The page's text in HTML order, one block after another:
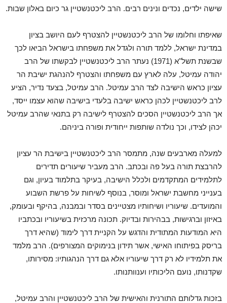
שישה ילדים, נכדים ונינים רבים. הרב ליכטנשטיין גר כיום באלון שבות.
שאיפתו וחלומו של הרב ליכטנשטיין להצטרף לעם היושב בציון
במדינת ישראל, ללמד תורה ולגדל את משפחתו בישראל הביאו לכך
שבשנת תשל"א (1971) נעתר הרב ליכטנשטיין לבקשתו של הרב
יהודה עמיטל, עלה לארץ עם משפחתו והצטרף להנהגת ישיבת הר
עציון כראש הישיבה לצד הרב עמיטל. הרב עמיטל, בצעד נדיר, הציע
לרב ליכטנשטיין לכהן כראש ישיבה בלעדי בישיבה שהוא עצמו ייסד,
אך הרב ליכטנשטיין הסכים להצטרף לישיבה רק בתנאי שהרב עמיטל
יכהן לצידו, וכך נולדה שותפות ייחודית ופורה ביניהם.
למעלה מארבעים שנה, מתמסר הרב ליכטנשטיין בישיבת הר עציון
להרבצת תורה בעל פה ובכתב. הרב מעביר שיעורים תדירים
לתלמידים המתקדמים ולכלל הישיבה, בעיקר בתלמוד בעיון, וגם
בענייני מחשבת ישראל ומוסר, בנוסף לשיחות על פרשת השבוע
והמועדים. שיעוריו ושיחותיו מצטיינים בסדר ובמבנה, בהיקף ובעומק,
באיזון וברגישות, בבהירות ובדיוק. תכונה מרכזית בשיעוריו ובכתביו
היא המודעות המתודית והדגש על הקניית דרך לימוד (שהיא דרך
בריסק בפיתוחו האישי, אשר תידון בנימוקים המצורפים). הרב מלמד
את תלמידיו לא רק דרך שיעוריו אלא גם דרך הנהגותיו: מסירותו,
שקדנותו, נועם הליכותיו וענוותנותו.
בזכות גדלותם התורנית והאישית של הרב ליכטנשטיין והרב עמיטל,